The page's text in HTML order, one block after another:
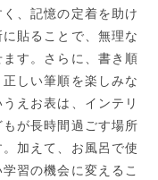
、記憶の定着を助け
貼ることで、無理な
す。さらに、書き順
しい筆順を楽しみな
えお表は、インテリ
が長時間過ごす場所
加えて、お風呂で使
習の機会に変えるこ